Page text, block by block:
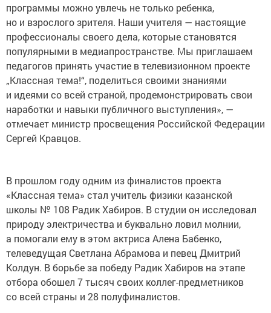
программы можно увлечь не только ребенка,
но и взрослого зрителя. Наши учителя — настоящие
профессионалы своего дела, которые становятся
популярными в медиапространстве. Мы приглашаем
педагогов принять участие в телевизионном проекте
„Классная тема!“, поделиться своими знаниями
и идеями со всей страной, продемонстрировать свои
наработки и навыки публичного выступления», —
отмечает министр просвещения Российской Федерации
Сергей Кравцов.
В прошлом году одним из финалистов проекта
«Классная тема» стал учитель физики казанской
школы № 108 Радик Хабиров. В студии он исследовал
природу электричества и буквально ловил молнии,
а помогали ему в этом актриса Алена Бабенко,
телеведущая Светлана Абрамова и певец Дмитрий
Колдун. В борьбе за победу Радик Хабиров на этапе
отбора обошел 7 тысяч своих коллег-предметников
со всей страны и 28 полуфиналистов.